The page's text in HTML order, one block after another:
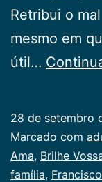
Retribui o
mesmo em
útil…
28 de setembro
Categorizado
como
Publicogeral
Marcado com
Ama, Brilhe
família,